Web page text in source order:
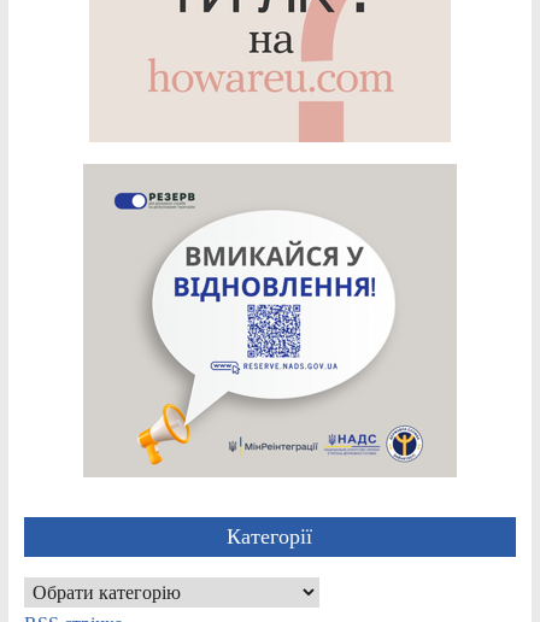
Категорії
Категорії